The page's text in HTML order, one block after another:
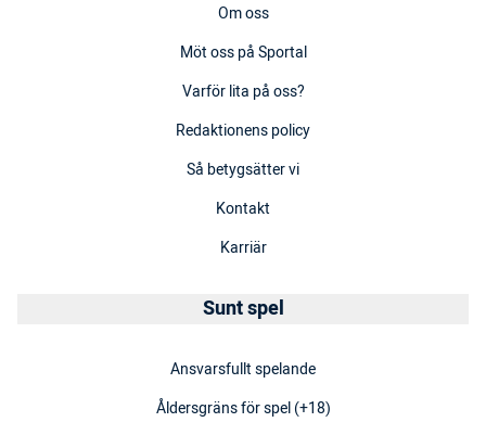
Om oss
Möt oss på Sportal
Varför lita på oss?
Redaktionens policy
Så betygsätter vi
Kontakt
Karriär
Sunt spel
Ansvarsfullt spelande
Åldersgräns för spel (+18)